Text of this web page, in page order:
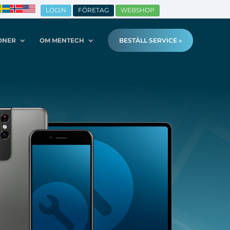
LOGIN FÖRETAG WEBSHOP
OM MENTECH BESTÄLL SERVICE »